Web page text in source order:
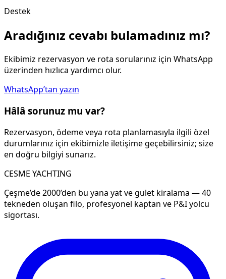
Destek
Aradığınız cevabı bulamadınız mı?
Ekibimiz rezervasyon ve rota sorularınız için WhatsApp
üzerinden hızlıca yardımcı olur.
WhatsApp’tan yazın
Hâlâ sorunuz mu var?
Rezervasyon, ödeme veya rota planlamasıyla ilgili özel
durumlarınız için ekibimizle iletişime geçebilirsiniz; size
en doğru bilgiyi sunarız.
CESME YACHTING
Çeşme’de 2000’den bu yana yat ve gulet kiralama — 40
tekneden oluşan filo, profesyonel kaptan ve P&I yolcu
sigortası.